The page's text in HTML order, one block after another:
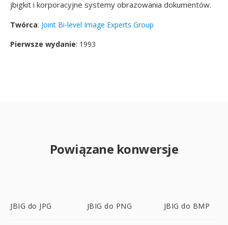
jbigkit i korporacyjne systemy obrazowania dokumentów.
Twórca: Joint Bi-level Image Experts Group
Pierwsze wydanie: 1993
Powiązane konwersje
JBIG do JPG JBIG do PNG JBIG do BMP